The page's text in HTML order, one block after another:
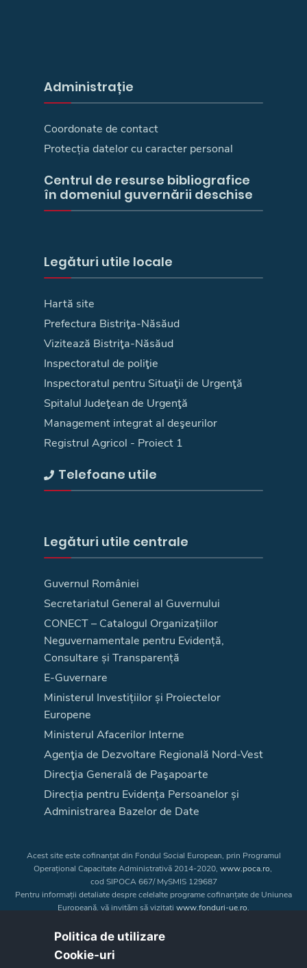
Administrație
Coordonate de contact
Protecția datelor cu caracter personal
Centrul de resurse bibliografice
în domeniul guvernării deschise
Legături utile locale
Hartă site
Prefectura Bistriţa-Năsăud
Vizitează Bistriţa-Năsăud
Inspectoratul de poliţie
Inspectoratul pentru Situaţii de Urgenţă
Spitalul Judeţean de Urgenţă
Management integrat al deşeurilor
Registrul Agricol - Proiect 1
Telefoane utile
Legături utile centrale
Guvernul României
Secretariatul General al Guvernului
CONECT – Catalogul Organizațiilor
Neguvernamentale pentru Evidență,
Consultare și Transparență
E-Guvernare
Ministerul Investițiilor și Proiectelor
Europene
Ministerul Afacerilor Interne
Agenţia de Dezvoltare Regională Nord-Vest
Direcţia Generală de Paşapoarte
Direcția pentru Evidența Persoanelor și
Administrarea Bazelor de Date
Acest site este cofinanțat din Fondul Social European, prin Programul
Operațional Capacitate Administrativă 2014-2020, www.poca.ro,
cod SIPOCA 667/ MySMIS 129687
Pentru informații detaliate despre celelalte programe cofinanțate de Uniunea
Europeană, vă invităm să vizitați www.fonduri-ue.ro.
a Uniunii Europene. Întreaga responsabilitate asupra
Politica de utilizare
Cookie-uri‎